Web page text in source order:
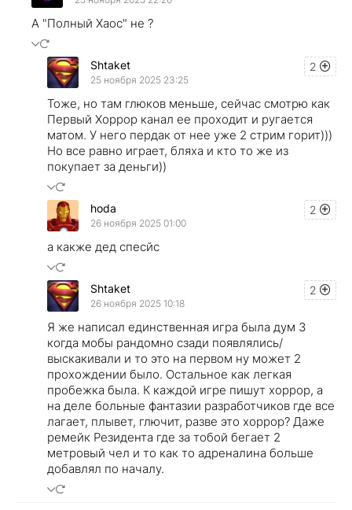
А "Полный Хаос" не ?
2
Shtaket
25 ноября 2025 23:25
Тоже, но там глюков меньше, сейчас смотрю как
Первый Хоррор канал ее проходит и ругается
матом. У него пердак от нее уже 2 стрим горит)))
Но все равно играет, бляха и кто то же из
покупает за деньги))
2
hoda
26 ноября 2025 01:00
а какже дед спесйс
2
Shtaket
26 ноября 2025 10:18
Я же написал единственная игра была дум 3
когда мобы рандомно сзади появлялись/
выскакивали и то это на первом ну может 2
прохождении было. Остальное как легкая
пробежка была. К каждой игре пишут хоррор, а
на деле больные фантазии разработчиков где все
лагает, плывет, глючит, разве это хоррор? Даже
ремейк Резидента где за тобой бегает 2
метровый чел и то как то адреналина больше
добавлял по началу.